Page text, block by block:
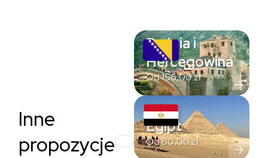
Inne
propozycje
Bośnia i
Hercegowina
Od156,00zł
Egipt
Od80,00zł